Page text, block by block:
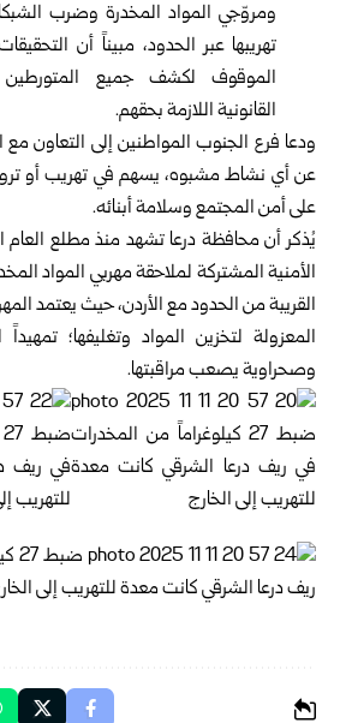
ومروّجي المواد المخدرة وضرب
تهريبها عبر الحدود، مبيناً أن
الموقوف لكشف جميع المتورطين
القانونية اللازمة بحقهم.
ودعا فرع الجنوب المواطنين إلى التعاون مع
عن أي نشاط مشبوه، يسهم في تهريب أو
على أمن المجتمع وسلامة أبنائه.
يُذكر أن محافظة درعا تشهد منذ مطلع العام
الأمنية المشتركة لملاحقة مهربي المواد
القريبة من الحدود مع الأردن، حيث يعتمد
المعزولة لتخزين المواد وتغليفها؛
وصحراوية يصعب مراقبتها.